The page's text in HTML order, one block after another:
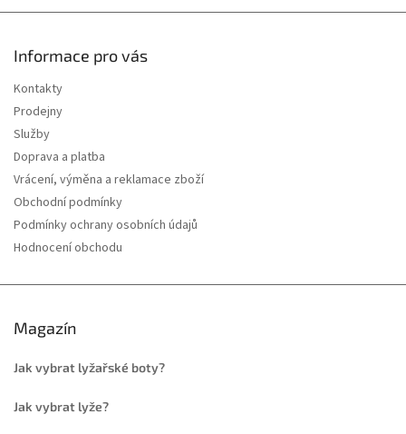
Informace pro vás
Kontakty
Prodejny
Služby
Doprava a platba
Vrácení, výměna a reklamace zboží
Obchodní podmínky
Podmínky ochrany osobních údajů
Hodnocení obchodu
Magazín
Jak vybrat lyžařské boty?
Jak vybrat lyže?